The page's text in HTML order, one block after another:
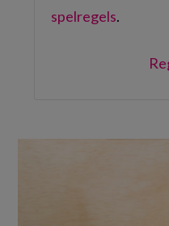
spelregels.